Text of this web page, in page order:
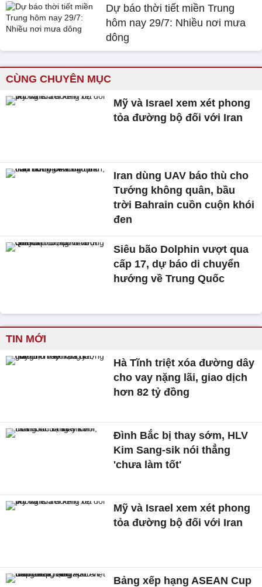
Dự báo thời tiết miền Trung
hôm nay 29/7: Nhiều nơi mưa
dông
CÙNG CHUYÊN MỤC
Mỹ và Israel xem xét phong
tỏa đường bộ đối với Iran
Iran dùng UAV báo thù cho
Tướng không quân, bầu
trời Bahrain cuồn cuộn khói
đen
Siêu bão Dolphin vượt qua
cấp 17, dự báo di chuyển
hướng về Trung Quốc
TIN MỚI
Hà Tĩnh triệt xóa đường dây
cho vay nặng lãi, giao dịch
hơn 82 tỷ đồng
Đình Bắc bị thay sớm, HLV
Kim Sang-sik nói thẳng
'chưa làm tốt'
Mỹ và Israel xem xét phong
tỏa đường bộ đối với Iran
Bảng xếp hạng ASEAN Cup